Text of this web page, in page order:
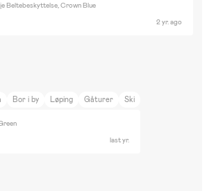
Beltebeskyttelse, Crown Blue
2 yr. ago
Bor i by Løping Gåturer Ski
last yr.